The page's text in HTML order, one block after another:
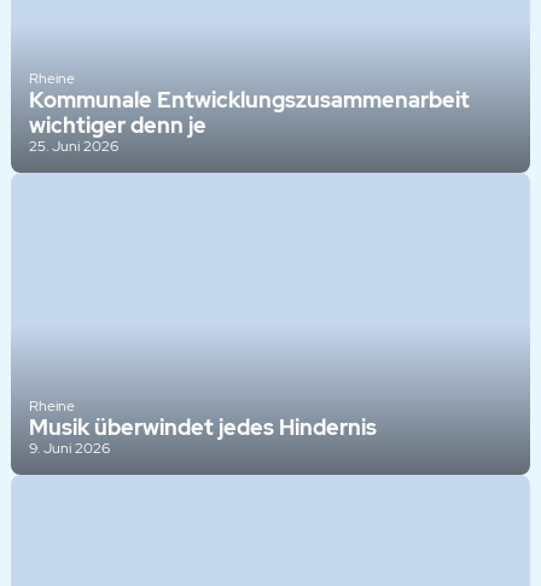
Rheine
Kommunale Entwicklungszusammenarbeit
wichtiger denn je
25. Juni 2026
Rheine
Musik überwindet jedes Hindernis
9. Juni 2026